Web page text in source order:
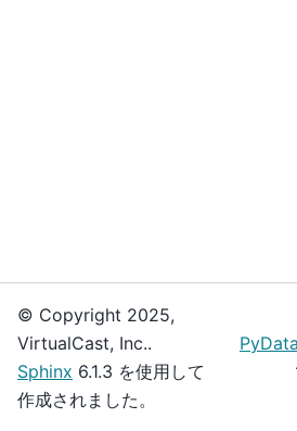
© Copyright 2025,
VirtualCast, Inc..
Sphinx 6.1.3 を使用して
作成されました。